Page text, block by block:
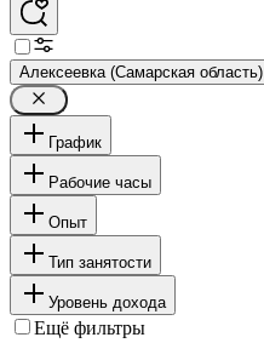
Алексеевка (Самарская область)
График
Рабочие часы
Опыт
Тип занятости
Уровень дохода
Ещё фильтры